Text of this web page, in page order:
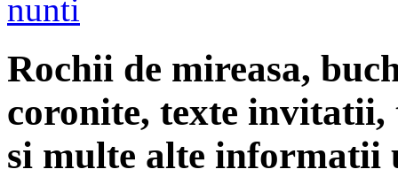
Rochii de mireasa,
coronite, texte
si multe alte informatii